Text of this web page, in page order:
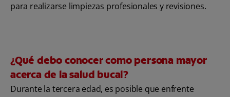
para realizarse limpiezas profesionales y revisiones.
¿Qué debo conocer como persona mayor
acerca de la salud bucal?
Durante la tercera edad, es posible que enfrente